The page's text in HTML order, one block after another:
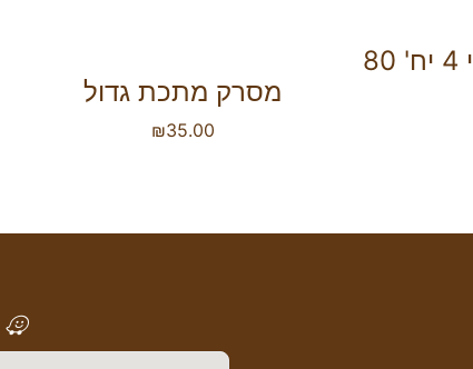
עצם קשר דנטלי 4 יח' 80
מסרק מתכת גדול
₪35.00